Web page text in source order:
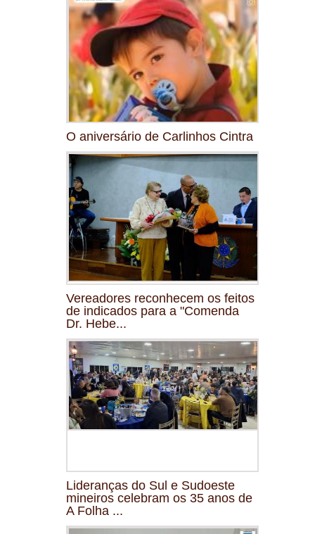
O aniversário de Carlinhos Cintra
Vereadores reconhecem os feitos
de indicados para a "Comenda
Dr. Hebe...
Lideranças do Sul e Sudoeste
mineiros celebram os 35 anos de
A Folha ...